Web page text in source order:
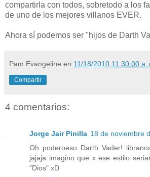
compartirla con todos, sobretodo a los
de uno de los mejores villanos EVER.
Ahora sí podemos ser "hijos de Darth
Pam Evangeline en 11/18/2010 11:30:00 a.
Compartir
4 comentarios:
Jorge Jair Pinilla 18 de noviembre
Oh poderoeso Darth Vader!
jajaja imagino que x ese estilo
"Dios" xD